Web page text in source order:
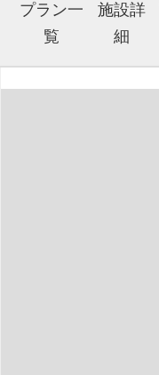
プラン一
覧
施設詳
細